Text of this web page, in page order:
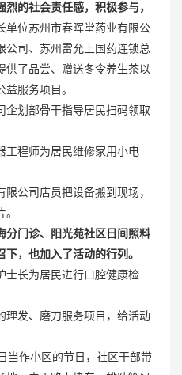
的社会责任感，积极参与，
单位苏州市春晖堂药业有限公
公司、苏州雷允上国药连锁总
供了品尝、赠送冬令养生茶以
服务项目。
划部骨干指导居民扫码领取
程师为居民维修家用小电
公司店员把设备搬到现场，
分门诊、阳光苑社区日间照料
，也加入了活动的行列。
长为居民进行口腔健康检
发、磨刀服务项目，给活动
作小区的节日，社区干部带